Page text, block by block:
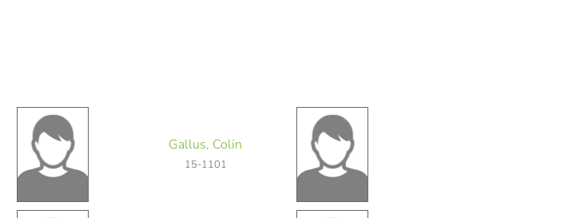
Gallus, Colin
15-1101